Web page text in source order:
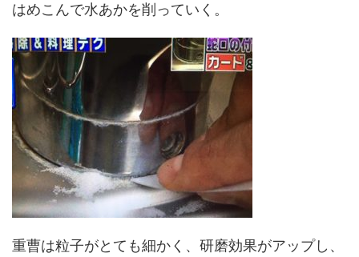
はめこんで水あかを削っていく。
重曹は粒子がとても細かく、研磨効果がアップし、